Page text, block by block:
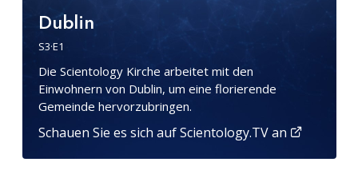
Dublin
S3·E1
Die Scientology Kirche arbeitet mit den
Einwohnern von Dublin, um eine florierende
Gemeinde hervorzubringen.
Schauen Sie es sich auf Scientology.TV an